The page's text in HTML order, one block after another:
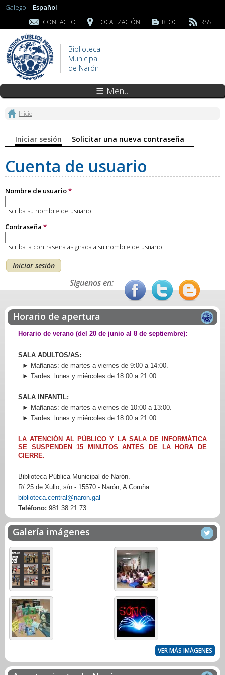
Galego Español
CONTACTO LOCALIZACIÓN BLOG RSS
Biblioteca
Municipal
de Narón
☰ Menu
Se encuentra usted aquí
Inicio
Solapas principales
Iniciar sesión (solapa activa)
Solicitar una nueva contraseña
Cuenta de usuario
Nombre de usuario*
Escriba su nombre de usuario
Contraseña *
Escriba la contraseña asignada a su nombre de usuario
Síguenos en:
Horario de apertura
Horario de verano (del 20 de junio al 8 de septiembre):
SALA ADULTOS/AS:
► Mañanas: de martes a viernes de 9:00 a 14:00.
► Tardes: lunes y miércoles de 18:00 a 21:00.
SALA INFANTIL:
► Mañanas: de martes a viernes de 10:00 a 13:00.
► Tardes: lunes y miércoles de 18:00 a 21:00
LA ATENCIÓN AL PÚBLICO Y LA SALA DE INFORMÁTICA
SE SUSPENDEN 15 MINUTOS ANTES DE LA HORA DE
CIERRE.
Biblioteca Pública Municipal de Narón.
R/ 25 de Xullo, s/n - 15570 - Narón, A Coruña
biblioteca.central@naron.gal
Teléfono: 981 38 21 73
Galería imágenes
VER MÁS IMÁGENES